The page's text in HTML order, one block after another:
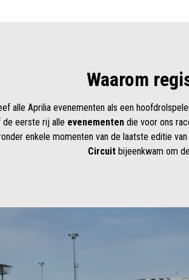
Waarom
alle Aprilia evenementen als een
de eerste rij alle evenementen die voor ons
enkele momenten van de laatste editie van
Circuitbijeenkwam om de